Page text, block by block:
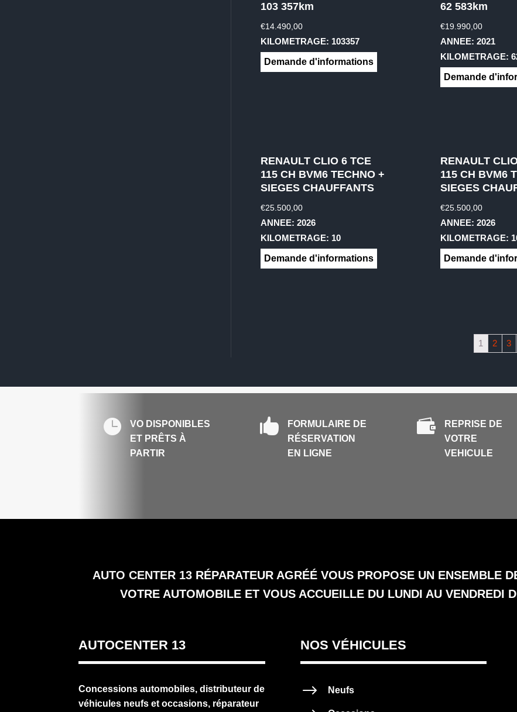
103 357km
€14.490,00
KILOMETRAGE: 103357
Demande d'informations
62 583km
€19.990,00
ANNEE: 2021
KILOMETRAGE:
Demande
RENAULT CLIO 6 TCE
115 CH BVM6 TECHNO +
SIEGES CHAUFFANTS
€25.500,00
ANNEE: 2026
KILOMETRAGE: 10
Demande d'informations
RENAULT
115 CH BVM6
SIEGES
€25.500,00
ANNEE: 2026
KILOMETRAGE:
Demande
1 2 3

VO DISPONIBLES
ET PRÊTS À
PARTIR

FORMULAIRE DE
RÉSERVATION
EN LIGNE

REPRISE DE
VOTRE
VEHICULE
AUTO CENTER 13RÉPARATEUR AGRÉÉ VOUS PROPOSE UN ENSEMBLE
VOTRE AUTOMOBILE ET VOUS ACCUEILLE DU LUNDI AU VENDREDI
AUTOCENTER 13
Concessions automobiles, distributeur de
véhicules neufs et occasions, réparateur
NOS VÉHICULES
$ Neufs